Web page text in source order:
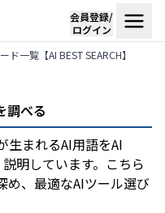
会員登録/
ログイン
一覧【AI BEST SEARCH】
調べる
生まれるAI用語をAI
明しています。こちら
め、最適なAIツール選び